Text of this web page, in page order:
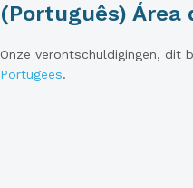
(Português) Área
Onze verontschuldigingen, dit
Portugees.